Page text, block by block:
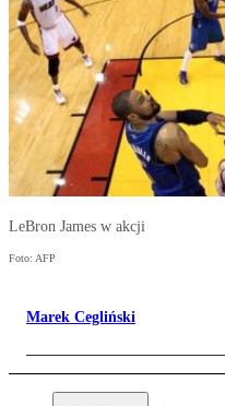
LeBron James w akcji
Foto: AFP
Marek Cegliński